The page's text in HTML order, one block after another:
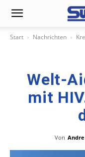
Start Nachrichten
Welt-
mit
Von